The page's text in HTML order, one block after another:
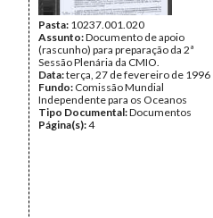
Pasta: 10237.001.020
Assunto:Documento de apoio
(rascunho) para preparação da 2ª
Sessão Plenária da CMIO.
Data:terça, 27 de fevereiro de 1996
Fundo: Comissão Mundial
Independente para os Oceanos
Tipo Documental:Documentos
Página(s):4